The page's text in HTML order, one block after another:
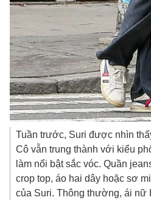
Tuần trước, Suri được nhìn
Cô vẫn trung thành với kiểu
làm nổi bật sắc vóc. Quần
crop top, áo hai dây hoặc sơ
của Suri. Thông thường, ái nữ